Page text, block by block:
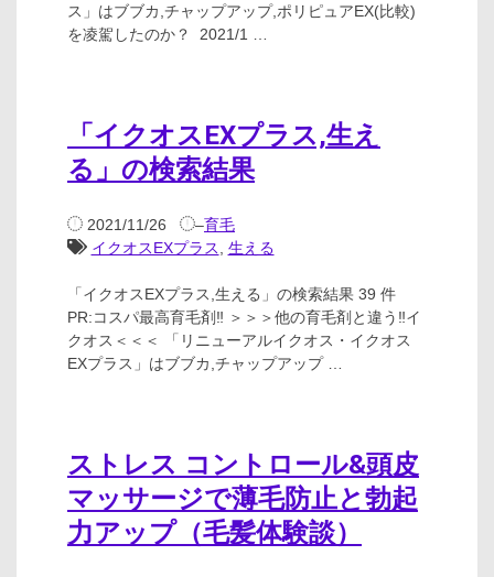
ス」はブブカ,チャップアップ,ポリピュアEX(比較)
を凌駕したのか？ 2021/1 …
「イクオスEXプラス,生え
る」の検索結果
2021/11/26 –育毛
イクオスEXプラス
生える
「イクオスEXプラス,生える」の検索結果 39 件
PR:コスパ最高育毛剤‼ ＞＞＞他の育毛剤と違う‼イ
クオス＜＜＜ 「リニューアルイクオス・イクオス
EXプラス」はブブカ,チャップアップ …
ストレス コントロール&頭皮
マッサージで薄毛防止と勃起
力アップ（毛髪体験談）